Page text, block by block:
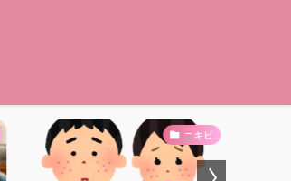
ニキビ